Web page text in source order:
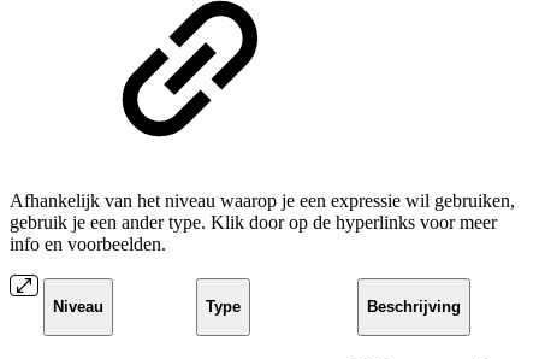
Afhankelijk van het niveau waarop je een expressie wil gebruiken,
gebruik je een ander type. Klik door op de hyperlinks voor meer
info en voorbeelden.
Niveau Type Beschrijving